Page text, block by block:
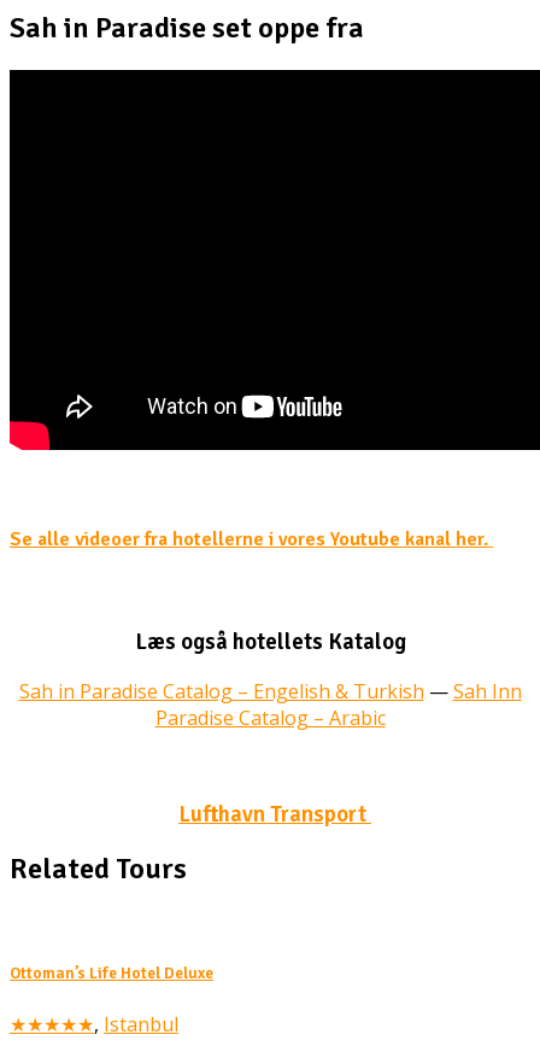
Sah in Paradise set oppe fra
Se alle videoer fra hotellerne i vores Youtube kanal her.
Læs også hotellets Katalog
Sah in Paradise Catalog – Engelish & Turkish —Sah Inn
Paradise Catalog – Arabic
Lufthavn Transport
Related Tours
Ottoman’s Life Hotel Deluxe
★★★★★, Istanbul